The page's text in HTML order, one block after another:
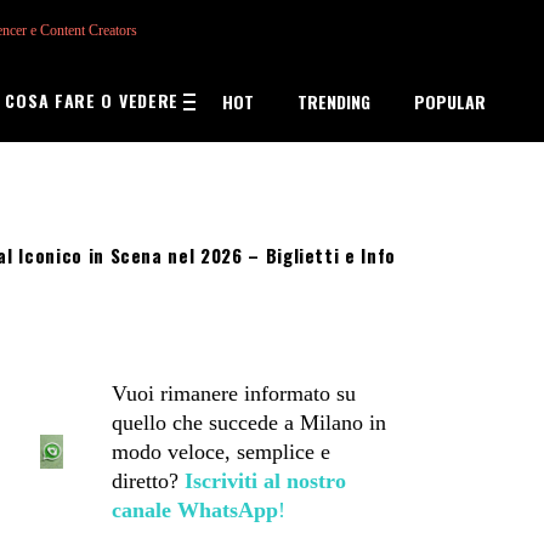
e Content Creators
COSA FARE O VEDERE HOT TRENDING POPULAR
Iconico in Scena nel 2026 – Biglietti e Info
Vuoi rimanere informato su
quello che succede a Milano in
modo veloce, semplice e
diretto? Iscriviti al nostro
canale WhatsApp!